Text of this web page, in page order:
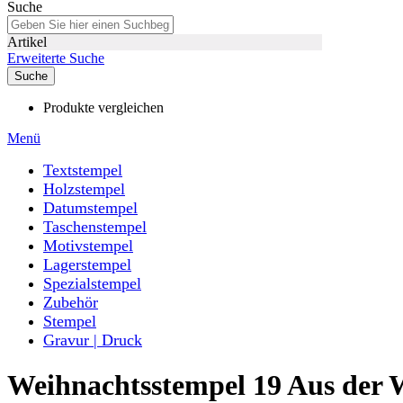
Suche
Artikel
Erweiterte Suche
Suche
Produkte vergleichen
Menü
Textstempel
Holzstempel
Datumstempel
Taschenstempel
Motivstempel
Lagerstempel
Spezialstempel
Zubehör
Stempel
Gravur | Druck
Weihnachtsstempel 19 Aus der